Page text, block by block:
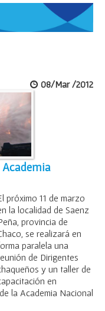
08/Mar /2012
próximo 11 de marzo
la localidad de Saenz
provincia de
se realizará en
paralela una
de Dirigentes
y un taller de
en
la Academia Nacional